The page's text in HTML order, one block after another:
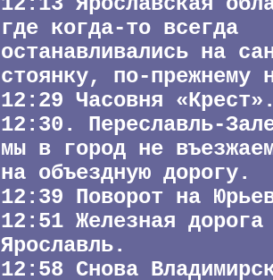
где когда-то всегда
останавливались на
стоянку, по-прежнему
12:29 Часовня
12:30. Переславль-
мы в город не
на объездную дорогу.
12:39 Поворот на
12:51 Железная
Ярославль.
12:58 Снова